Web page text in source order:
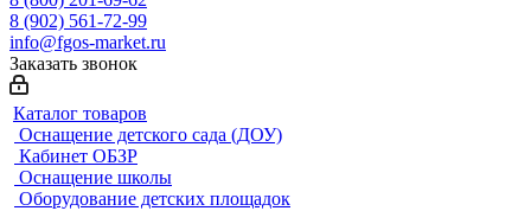
8 (902) 561-72-99
info@fgos-market.ru
Заказать звонок
Каталог товаров
Оснащение детского сада (ДОУ)
Кабинет ОБЗР
Оснащение школы
Оборудование детских площадок